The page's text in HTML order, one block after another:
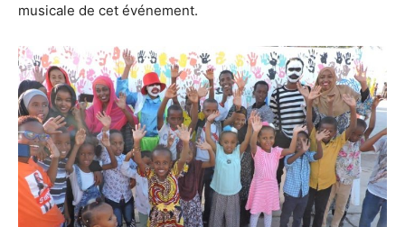
musicale de cet événement.